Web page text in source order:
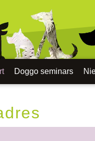
Doggo seminars